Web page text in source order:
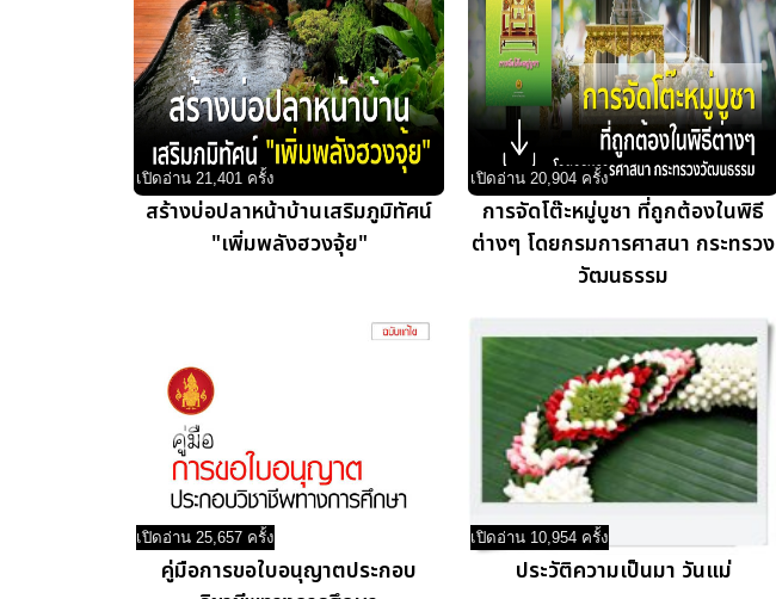
เปิดอ่าน 21,401 ครั้ง
สร้างบ่อปลาหน้าบ้านเสริมภูมิทัศน์
"เพิ่มพลังฮวงจุ้ย"
เปิดอ่าน 20,904 ครั้ง
การจัดโต๊ะหมู่บูชา ที่ถูกต้องในพิธี
ต่างๆ โดยกรมการศาสนา กระทรวง
วัฒนธรรม
เปิดอ่าน 25,657 ครั้ง
คู่มือการขอใบอนุญาตประกอบ
เปิดอ่าน 10,954 ครั้ง
ประวัติความเป็นมา วันแม่